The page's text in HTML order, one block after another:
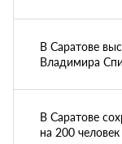
В Саратове
Владимира
В Саратове
на 200 человек